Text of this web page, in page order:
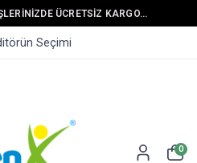
ÜCRETSİZ KARGO...
Seçimi
0